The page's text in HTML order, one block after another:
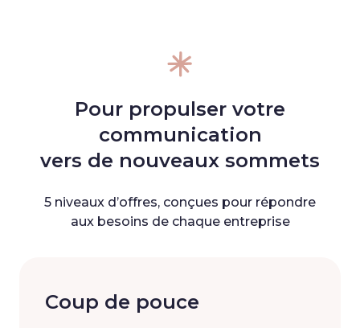
Pour propulser votre
communication
vers de nouveaux sommets
5 niveaux d’offres, conçues pour répondre
aux besoins de chaque entreprise
Coup de pouce